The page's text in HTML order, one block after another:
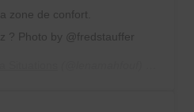
zone de confort.
? Photo by @fredstauffer